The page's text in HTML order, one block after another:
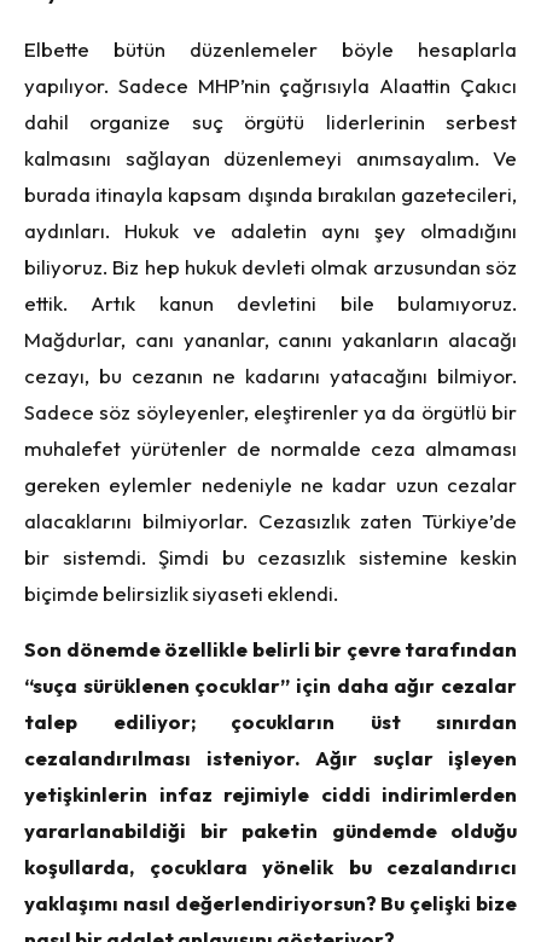
Elbette bütün düzenlemeler böyle hesaplarla
yapılıyor. Sadece MHP’nin çağrısıyla Alaattin Çakıcı
dahil organize suç örgütü liderlerinin serbest
kalmasını sağlayan düzenlemeyi anımsayalım. Ve
burada itinayla kapsam dışında bırakılan gazetecileri,
aydınları. Hukuk ve adaletin aynı şey olmadığını
biliyoruz. Biz hep hukuk devleti olmak arzusundan söz
ettik. Artık kanun devletini bile bulamıyoruz.
Mağdurlar, canı yananlar, canını yakanların alacağı
cezayı, bu cezanın ne kadarını yatacağını bilmiyor.
Sadece söz söyleyenler, eleştirenler ya da örgütlü bir
muhalefet yürütenler de normalde ceza almaması
gereken eylemler nedeniyle ne kadar uzun cezalar
alacaklarını bilmiyorlar. Cezasızlık zaten Türkiye’de
bir sistemdi. Şimdi bu cezasızlık sistemine keskin
biçimde belirsizlik siyaseti eklendi.
Son dönemde özellikle belirli bir çevre tarafından
“suça sürüklenen çocuklar” için daha ağır cezalar
talep ediliyor; çocukların üst sınırdan
cezalandırılması isteniyor. Ağır suçlar işleyen
yetişkinlerin infaz rejimiyle ciddi indirimlerden
yararlanabildiği bir paketin gündemde olduğu
koşullarda, çocuklara yönelik bu cezalandırıcı
yaklaşımı nasıl değerlendiriyorsun? Bu çelişki bize